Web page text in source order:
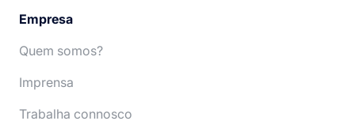
Empresa
Quem somos?
Imprensa
Trabalha connosco